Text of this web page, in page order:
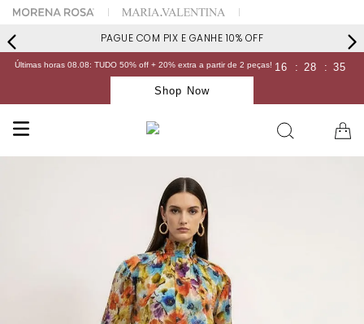
PAGUE COM PIX E GANHE 10% OFF
Últimas horas 08.08: TUDO 50% off + 20% extra a partir de 2 peças! 16 : 28 : 35
Shop Now